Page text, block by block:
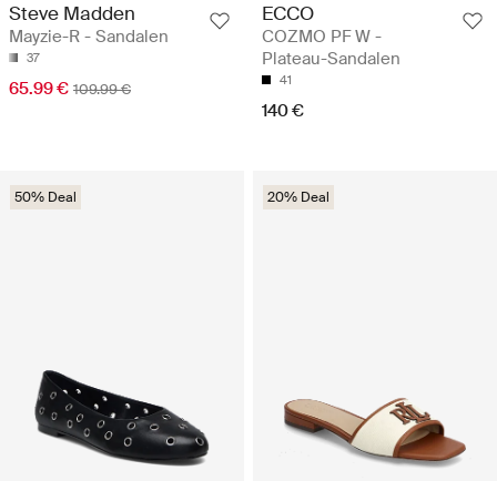
Steve Madden
Mayzie-R - Sandalen
37
65.99 € 109.99 €
ECCO
COZMO PF W -
Plateau-Sandalen
41
140 €
50% Deal 20% Deal